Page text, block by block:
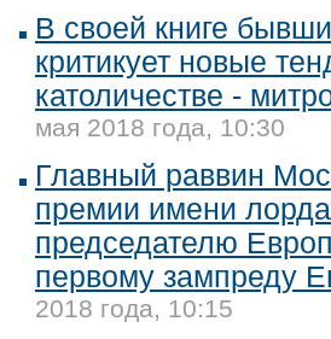
В своей книге
критикует новые
католичестве -
мая 2018 года, 10:30
Главный раввин
премии имени
председателю
первому зампреду
2018 года, 10:15